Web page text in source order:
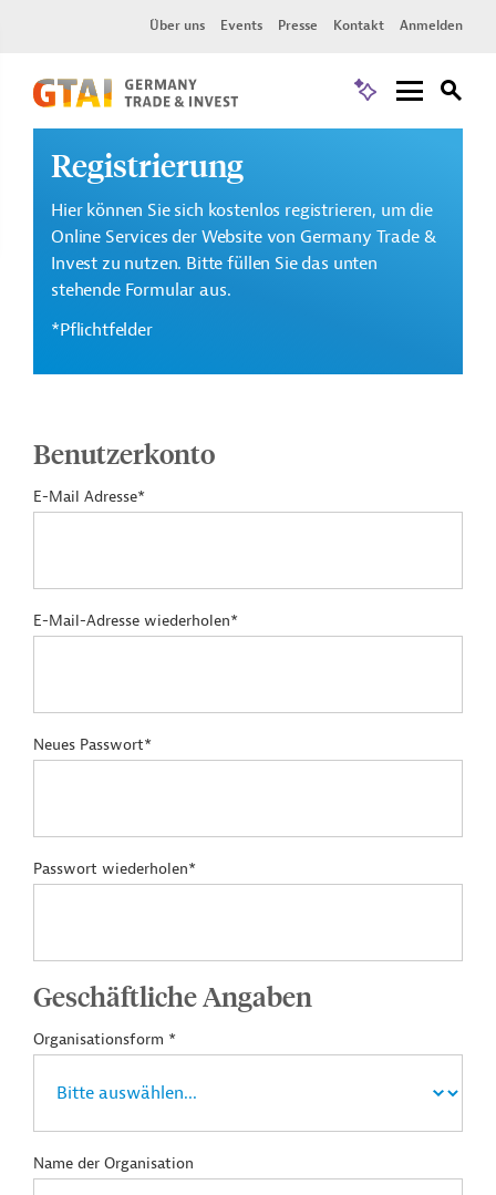
Über uns Events Presse Kontakt Anmelden
Registrierung
Hier können Sie sich kostenlos registrieren, um die
Online Services der Website von Germany Trade &
Invest zu nutzen. Bitte füllen Sie das unten
stehende Formular aus.
*Pflichtfelder
Benutzerkonto
E-Mail Adresse*
E-Mail-Adresse wiederholen*
Neues Passwort*
Passwort wiederholen*
Geschäftliche Angaben
Organisationsform *
Name der Organisation